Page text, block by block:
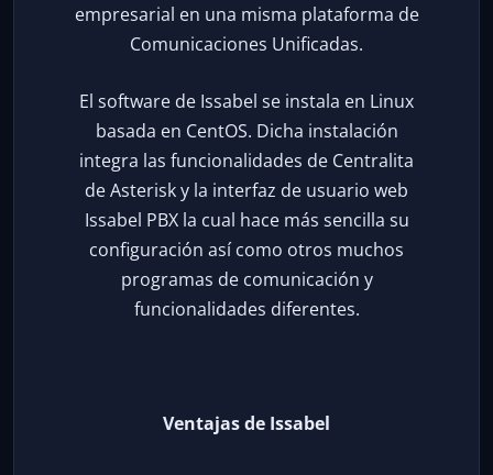
empresarial en una misma plataforma de
Comunicaciones Unificadas.
El software de Issabel se instala en Linux
basada en CentOS. Dicha instalación
integra las funcionalidades de Centralita
de Asterisk y la interfaz de usuario web
Issabel PBX la cual hace más sencilla su
configuración así como otros muchos
programas de comunicación y
funcionalidades diferentes.
Ventajas de Issabel